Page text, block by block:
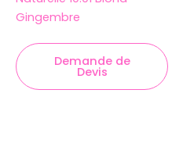
Gingembre
Demande de
Devis